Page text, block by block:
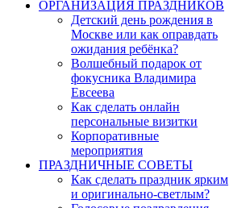
ОРГАНИЗАЦИЯ ПРАЗДНИКОВ
Детский день рождения в
Москве или как оправдать
ожидания ребёнка?
Волшебный подарок от
фокусника Владимира
Евсеева
Как сделать онлайн
персональные визитки
Корпоративные
мероприятия
ПРАЗДНИЧНЫЕ СОВЕТЫ
Как сделать праздник ярким
и оригинально-светлым?